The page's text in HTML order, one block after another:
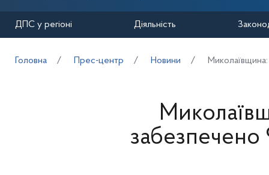
ДПС у регіоні Діяльність
Головна Прес-центр Новини
забезпечено